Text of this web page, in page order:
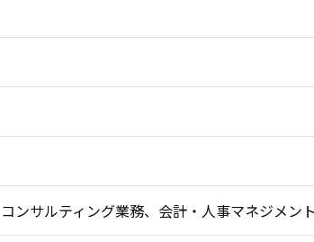
ンサルティング業務、会計・人事マネジメン